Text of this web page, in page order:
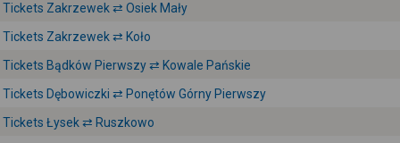
Tickets Zakrzewek ⇄ Osiek Mały
Tickets Zakrzewek ⇄ Koło
Tickets Bądków Pierwszy ⇄ Kowale Pańskie
Tickets Dębowiczki ⇄ Ponętów Górny Pierwszy
Tickets Łysek ⇄ Ruszkowo